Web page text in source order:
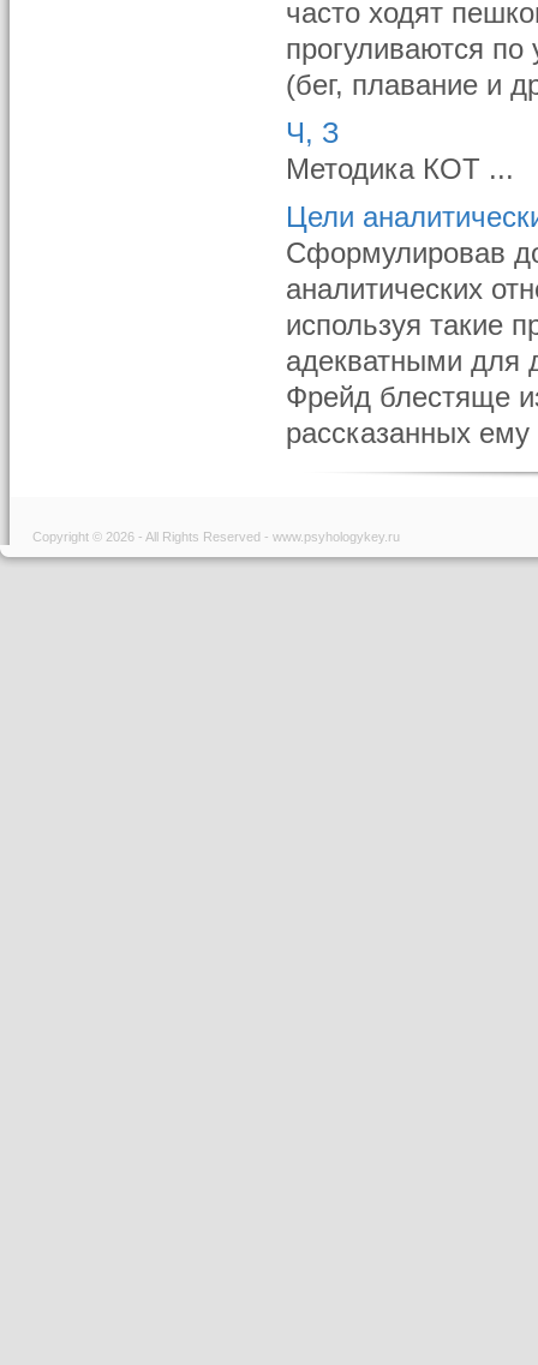
часто ходят
прогуливаются
(бег, плавание и
Ч, З
Методика КОТ ...
Цели
Сформулировав
аналитических
используя такие
адекватными для
Фрейд блестяще
рассказанных
Copyright © 2026 - All Rights Reserved - www.psyhologykey.ru